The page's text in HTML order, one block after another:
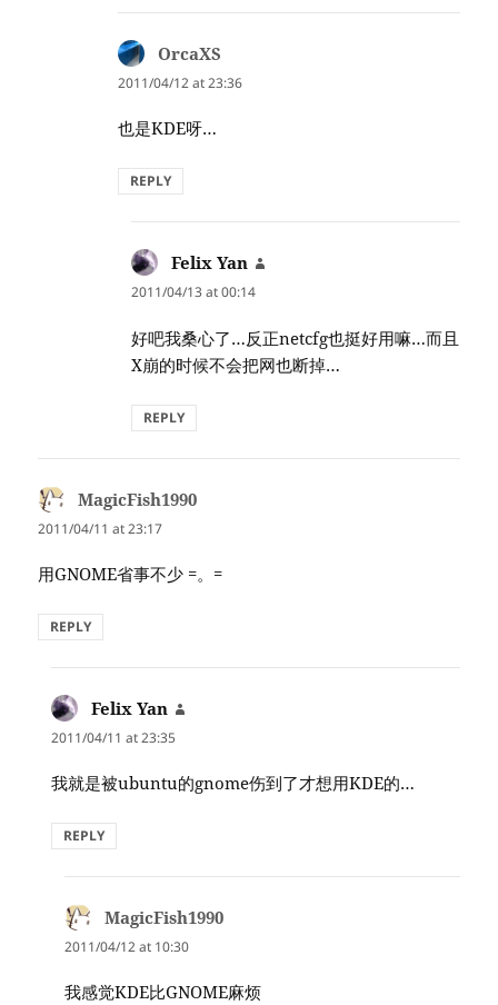
OrcaXS
2011/04/12 at 23:36
也是KDE呀…
REPLY
Felix Yan
2011/04/13 at 00:14
好吧我桑心了…反正netcfg也挺好用嘛…而且
X崩的时候不会把网也断掉…
REPLY
MagicFish1990
2011/04/11 at 23:17
用GNOME省事不少 =。=
REPLY
Felix Yan
2011/04/11 at 23:35
我就是被ubuntu的gnome伤到了才想用KDE的…
REPLY
MagicFish1990
2011/04/12 at 10:30
我感觉KDE比GNOME麻烦